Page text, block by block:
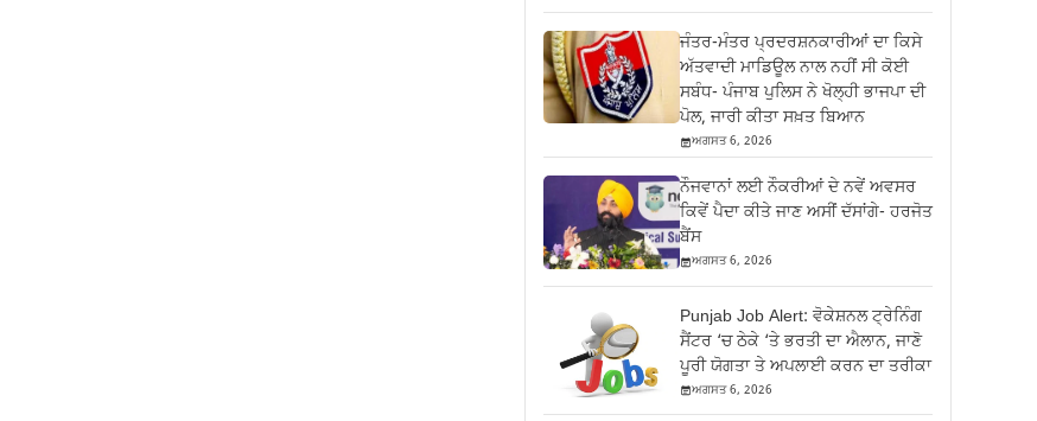
ਜੰਤਰ-ਮੰਤਰ ਪ੍ਰਦਰਸ਼ਨਕਾਰੀਆਂ ਦਾ ਕਿਸੇ
ਅੱਤਵਾਦੀ ਮਾਡਿਊਲ ਨਾਲ ਨਹੀਂ ਸੀ ਕੋਈ
ਸਬੰਧ- ਪੰਜਾਬ ਪੁਲਿਸ ਨੇ ਖੋਲ੍ਹੀ ਭਾਜਪਾ ਦੀ
ਪੋਲ, ਜਾਰੀ ਕੀਤਾ ਸਖ਼ਤ ਬਿਆਨ
ਅਗਸਤ 6, 2026
ਨੌਜਵਾਨਾਂ ਲਈ ਨੌਕਰੀਆਂ ਦੇ ਨਵੇਂ ਅਵਸਰ
ਕਿਵੇਂ ਪੈਦਾ ਕੀਤੇ ਜਾਣ ਅਸੀਂ ਦੱਸਾਂਗੇ- ਹਰਜੋਤ
ਬੈਂਸ
ਅਗਸਤ 6, 2026
Punjab Job Alert: ਵੋਕੇਸ਼ਨਲ ਟ੍ਰੇਨਿੰਗ
ਸੈਂਟਰ ‘ਚ ਠੇਕੇ ‘ਤੇ ਭਰਤੀ ਦਾ ਐਲਾਨ, ਜਾਣੋ
ਪੂਰੀ ਯੋਗਤਾ ਤੇ ਅਪਲਾਈ ਕਰਨ ਦਾ ਤਰੀਕਾ
ਅਗਸਤ 6, 2026